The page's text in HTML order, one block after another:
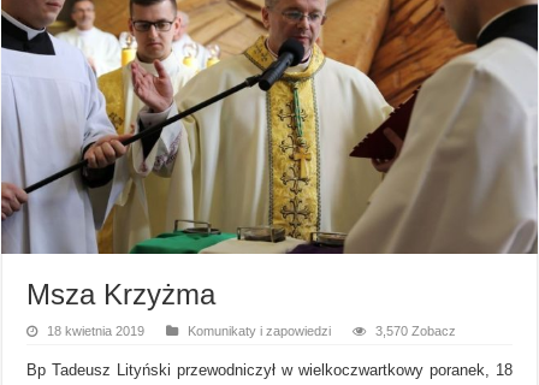
Msza Krzyżma
18 kwietnia 2019 Komunikaty i zapowiedzi 3,570 Zobacz
Bp Tadeusz Lityński przewodniczył w wielkoczwartkowy poranek, 18